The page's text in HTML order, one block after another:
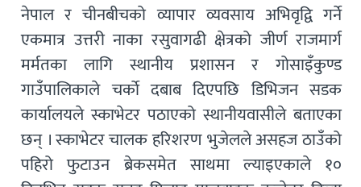
नेपाल र चीनबीचको व्यापार व्यवसाय अभिवृद्वि गर्ने
एकमात्र उत्तरी नाका रसुवागढी क्षेत्रको जीर्ण राजमार्ग
मर्मतका लागि स्थानीय प्रशासन र गोसाइँकुण्ड
गाउँपालिकाले चर्काे दबाब दिएपछि डिभिजन सडक
कार्यालयले स्काभेटर पठाएको स्थानीयवासीले बताएका
छन् । स्काभेटर चालक हरिशरण भुजेलले असहज ठाउँको
पहिरो फुटाउन ब्रेकसमेत साथमा ल्याइएकाले १०